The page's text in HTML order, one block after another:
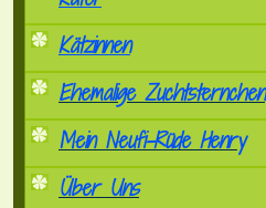
Kätzinnen
Ehemalige Zuchtsternchen
Mein Neufi-Rüde Henry
Über Uns